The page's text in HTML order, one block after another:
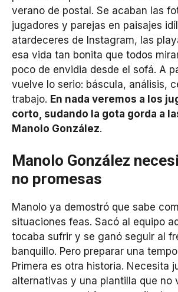
verano de postal. Se acaban las
jugadores y parejas en paisajes
atardeceres de Instagram, las
esa vida tan bonita que todos
poco de envidia desde el sofá. A
vuelve lo serio: báscula, análisis,
trabajo. En nada veremos a los
corto, sudando la gota gorda a
Manolo González.
Manolo González
no promesas
Manolo ya demostró que sabe
situaciones feas. Sacó al equipo
tocaba sufrir y se ganó seguir al
banquillo. Pero preparar una
Primera es otra historia. Necesita
alternativas y una plantilla que no